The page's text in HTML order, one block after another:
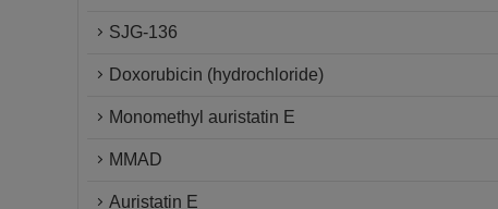
SJG-136
Doxorubicin (hydrochloride)
Monomethyl auristatin E
MMAD
Auristatin E